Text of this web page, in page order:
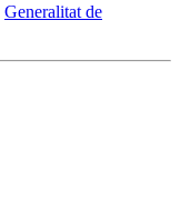
Generalitat de